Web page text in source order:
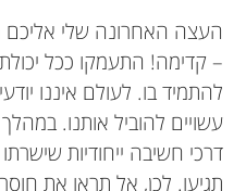
העצה האחרונה שלי
– קדימה! התעמקו ככל
להתמיד בו. לעולם איננו
עשויים להוביל אותנו.
דרכי חשיבה ייחודיות
תגיעו. לכן, אל תראו את